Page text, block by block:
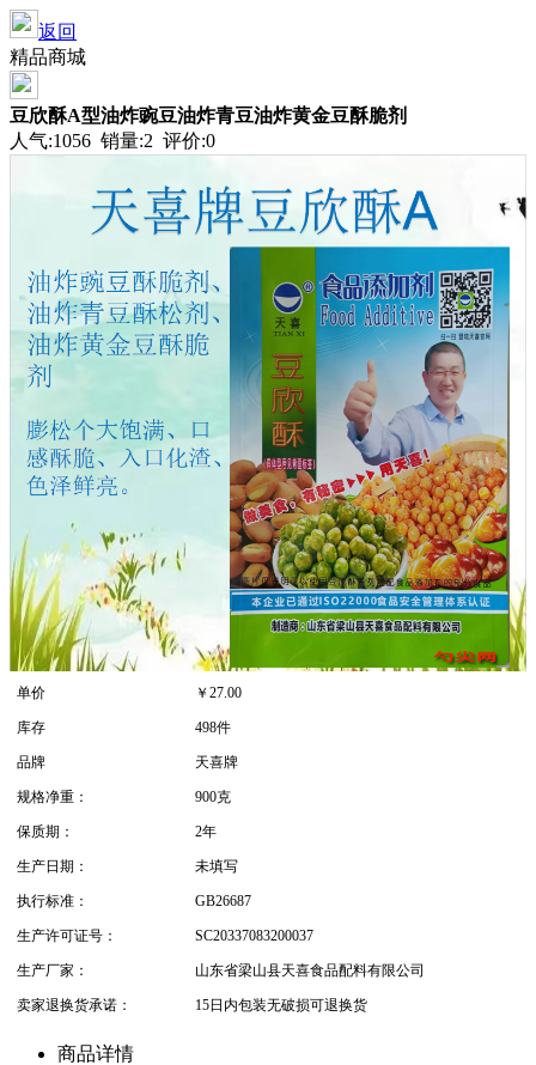
返回
精品商城
豆欣酥A型油炸豌豆油炸青豆油炸黄金豆酥脆剂
人气:1056 销量:2 评价:0
单价 ￥ 27.00
库存 498件
品牌 天喜牌
规格净重： 900克
保质期： 2年
生产日期： 未填写
执行标准： GB26687
生产许可证号： SC20337083200037
生产厂家： 山东省梁山县天喜食品配料有限公司
卖家退换货承诺： 15日内包装无破损可退换货
商品详情